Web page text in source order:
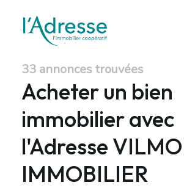
33 annonces trouvées
Acheter un bien
immobilier avec
l'Adresse
IMMOBILIER